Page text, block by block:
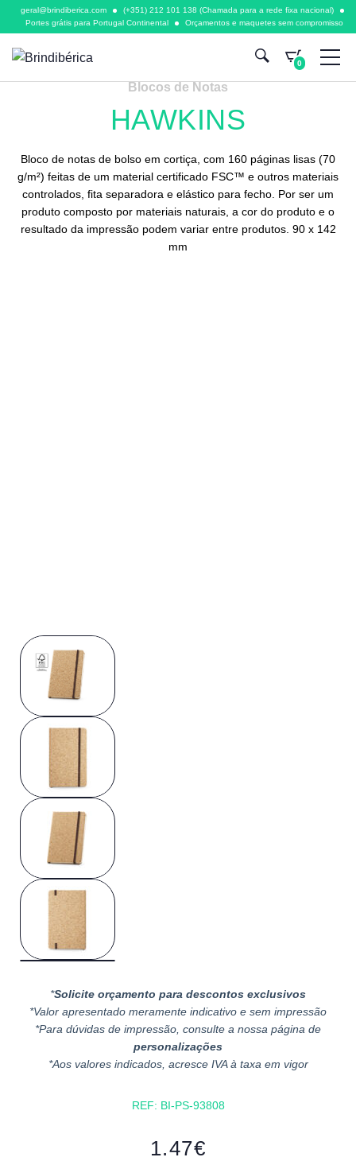
geral@brindiberica.com
(+351) 212 101 138 (Chamada para a rede fixa nacional)
Portes grátis para Portugal Continental
Orçamentos e maquetes sem compromisso
0
Blocos de Notas
HAWKINS
Bloco de notas de bolso em cortiça, com 160 páginas lisas (70
g/m²) feitas de um material certificado FSC™ e outros materiais
controlados, fita separadora e elástico para fecho. Por ser um
produto composto por materiais naturais, a cor do produto e o
resultado da impressão podem variar entre produtos. 90 x 142
mm
*Solicite orçamento para descontos exclusivos
*Valor apresentado meramente indicativo e sem impressão
*Para dúvidas de impressão, consulte a nossa página de
personalizações
*Aos valores indicados, acresce IVA à taxa em vigor
REF: BI-PS-93808
1.47€